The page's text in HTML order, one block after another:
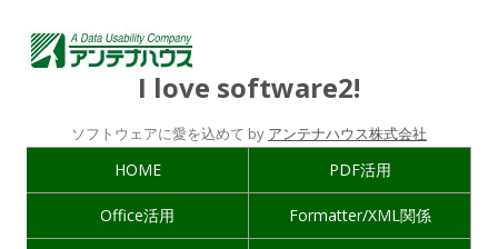
I love software2!
ソフトウェアに愛を込めて by アンテナハウス株式会社
HOME PDF活用
Office活用 Formatter/XML関係